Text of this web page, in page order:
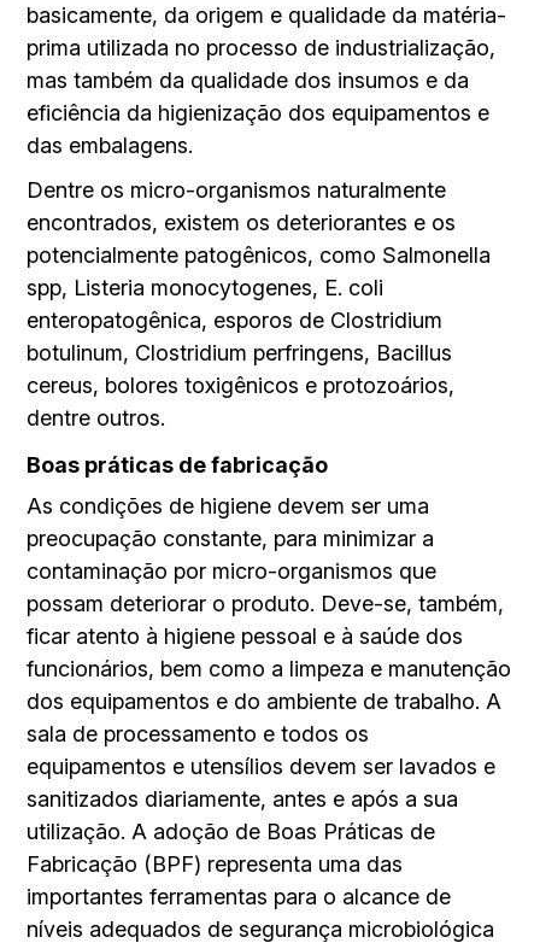
basicamente, da origem e qualidade da matéria-
prima utilizada no processo de industrialização,
mas também da qualidade dos insumos e da
eficiência da higienização dos equipamentos e
das embalagens.
Dentre os micro-organismos naturalmente
encontrados, existem os deteriorantes e os
potencialmente patogênicos, como Salmonella
spp, Listeria monocytogenes, E. coli
enteropatogênica, esporos de Clostridium
botulinum, Clostridium perfringens, Bacillus
cereus, bolores toxigênicos e protozoários,
dentre outros.
Boas práticas de fabricação
As condições de higiene devem ser uma
preocupação constante, para minimizar a
contaminação por micro-organismos que
possam deteriorar o produto. Deve-se, também,
ficar atento à higiene pessoal e à saúde dos
funcionários, bem como a limpeza e manutenção
dos equipamentos e do ambiente de trabalho. A
sala de processamento e todos os
equipamentos e utensílios devem ser lavados e
sanitizados diariamente, antes e após a sua
utilização. A adoção de Boas Práticas de
Fabricação (BPF) representa uma das
importantes ferramentas para o alcance de
níveis adequados de segurança microbiológica